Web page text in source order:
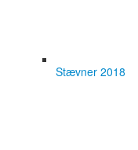
Stævner 2018